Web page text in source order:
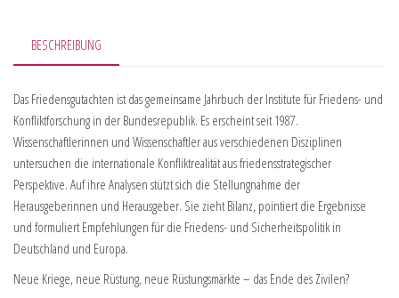
BESCHREIBUNG
Das Friedensgutachten ist das gemeinsame Jahrbuch der Institute für Friedens- und
Konfliktforschung in der Bundesrepublik. Es erscheint seit 1987.
Wissenschaftlerinnen und Wissenschaftler aus verschiedenen Disziplinen
untersuchen die internationale Konfliktrealität aus friedensstrategischer
Perspektive. Auf ihre Analysen stützt sich die Stellungnahme der
Herausgeberinnen und Herausgeber. Sie zieht Bilanz, pointiert die Ergebnisse
und formuliert Empfehlungen für die Friedens- und Sicherheitspolitik in
Deutschland und Europa.
Neue Kriege, neue Rüstung, neue Rüstungsmärkte – das Ende des Zivilen?